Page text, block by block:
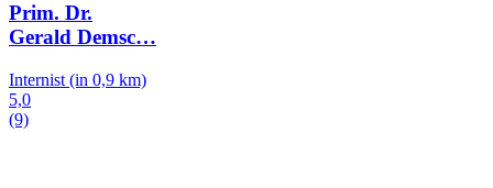
Prim. Dr.
Gerald Demsc…
Internist (in 0,9 km)
5,0
(9)